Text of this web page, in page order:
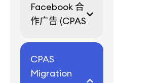
Facebook 合
作广告 (CPAS
CPAS
Migration